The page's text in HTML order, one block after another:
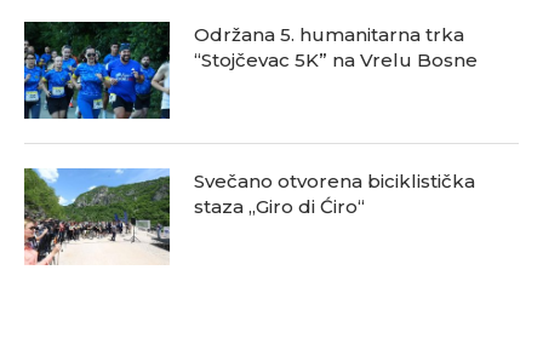
Održana 5. humanitarna trka
“Stojčevac 5K” na Vrelu Bosne
Svečano otvorena biciklistička
staza „Giro di Ćiro“